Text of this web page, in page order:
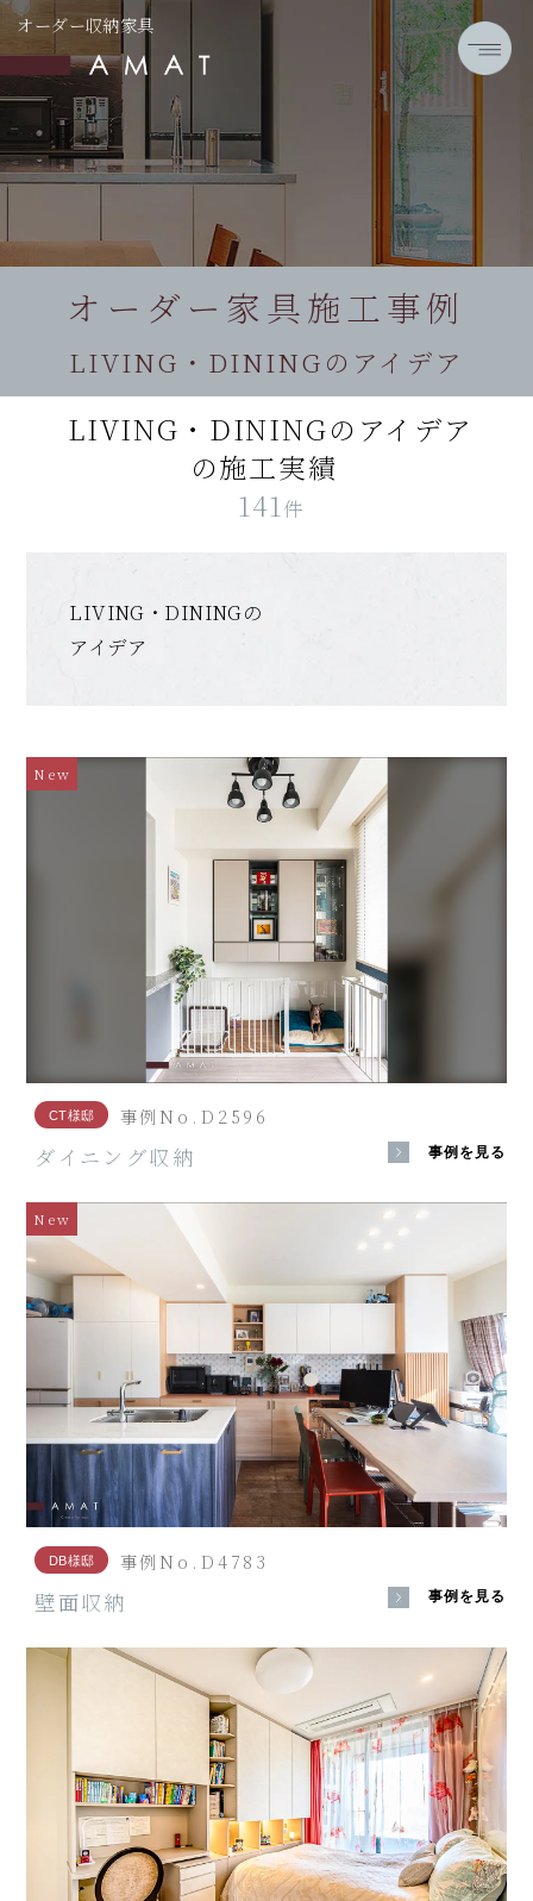
オーダー収納家具
オーダー家具施工事例
LIVING・DININGのアイデア
LIVING・DININGのアイデア
の施工実績
141件
LIVING・DININGの
アイデア
New
CT様邸 事例No.D2596
ダイニング収納 事例を見る
New
DB様邸 事例No.D4783
壁面収納 事例を見る